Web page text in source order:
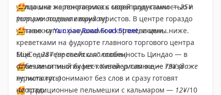
улица мне не понравилась своей шум-гамностью и
толпами подвыпивших туристов. В центре гораздо
уютнее наYunxiao Road Food Street, и цены ниже.
🤩плошка жареного риса с морепродуктами —25¥
(порцию осилила с трудом)
🤩тазик супа с ракушками и королевскими
креветками на фудкорте главного торгового центра
MixC—28¥ (не съела и половины)
🤩безлимитный буфет-конвейер там же — 79¥ (даже
не пыталась)
🤩традиционные пельмешки с кальмаром — 12¥/10
Ещё одна "европейская" особенность Циндао — в
отличие от многих мест Китая умоляющие глаза
туриста тут понимают без слов и сразу готовят
неостро.